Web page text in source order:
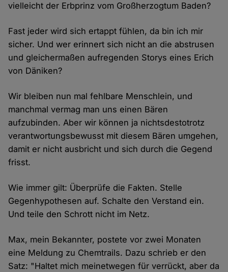
vielleicht der Erbprinz vom Großherzogtum Baden?
Fast jeder wird sich ertappt fühlen, da bin ich mir
sicher. Und wer erinnert sich nicht an die abstrusen
und gleichermaßen aufregenden Storys eines Erich
von Däniken?
Wir bleiben nun mal fehlbare Menschlein, und
manchmal vermag man uns einen Bären
aufzubinden. Aber wir können ja nichtsdestotrotz
verantwortungsbewusst mit diesem Bären umgehen,
damit er nicht ausbricht und sich durch die Gegend
frisst.
Wie immer gilt: Überprüfe die Fakten. Stelle
Gegenhypothesen auf. Schalte den Verstand ein.
Und teile den Schrott nicht im Netz.
Max, mein Bekannter, postete vor zwei Monaten
eine Meldung zu Chemtrails. Dazu schrieb er den
Satz: "Haltet mich meinetwegen für verrückt, aber da